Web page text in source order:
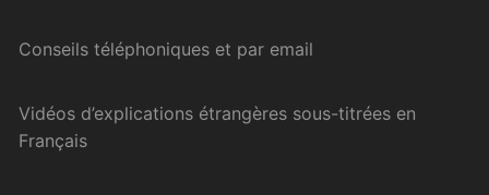
Conseils téléphoniques et par email
Vidéos d’explications étrangères sous-titrées en
Français